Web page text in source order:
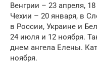
Венгрии – 23 апреля,
Чехии – 20 января, в
в России, Украине и
24 июля и 12 ноября.
днем ангела Елены.
ноября.